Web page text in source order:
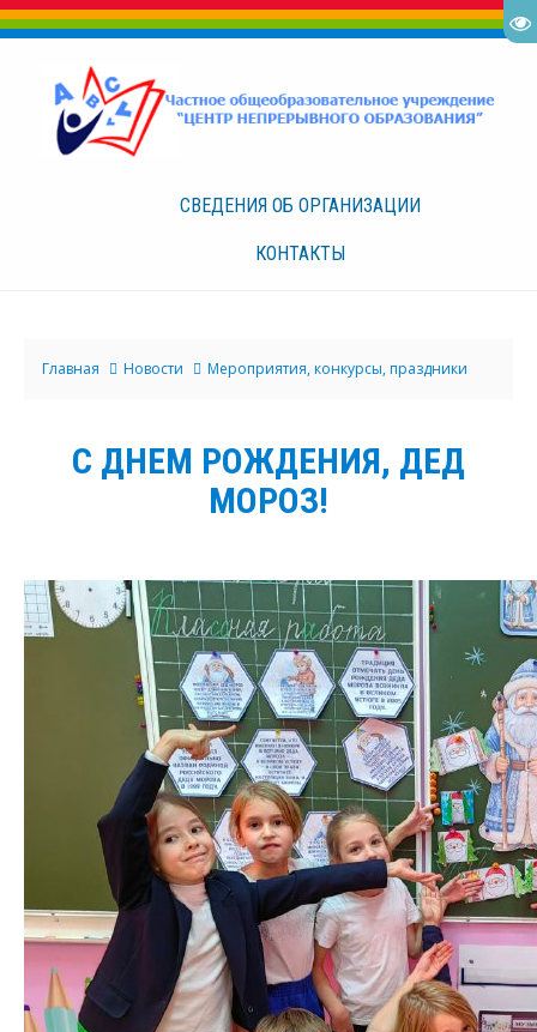
СВЕДЕНИЯ ОБ ОРГАНИЗАЦИИ
КОНТАКТЫ
Главная Новости Мероприятия, конкурсы, праздники
С ДНЕМ РОЖДЕНИЯ, ДЕД
МОРОЗ!